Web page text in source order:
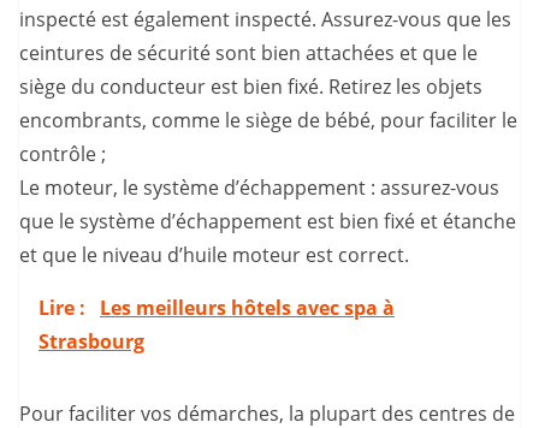
inspecté est également inspecté. Assurez-vous que les
ceintures de sécurité sont bien attachées et que le
siège du conducteur est bien fixé. Retirez les objets
encombrants, comme le siège de bébé, pour faciliter le
contrôle ;
Le moteur, le système d’échappement : assurez-vous
que le système d’échappement est bien fixé et étanche
et que le niveau d’huile moteur est correct.
Lire :
Les meilleurs hôtels avec spa à
Strasbourg
Pour faciliter vos démarches, la plupart des centres de